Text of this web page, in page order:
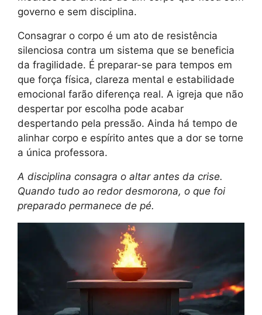
governo e sem disciplina.
Consagrar o corpo é um ato de resistência
silenciosa contra um sistema que se beneficia
da fragilidade. É preparar-se para tempos em
que força física, clareza mental e estabilidade
emocional farão diferença real. A igreja que não
despertar por escolha pode acabar
despertando pela pressão. Ainda há tempo de
alinhar corpo e espírito antes que a dor se torne
a única professora.
A disciplina consagra o altar antes da crise.
Quando tudo ao redor desmorona, o que foi
preparado permanece de pé.